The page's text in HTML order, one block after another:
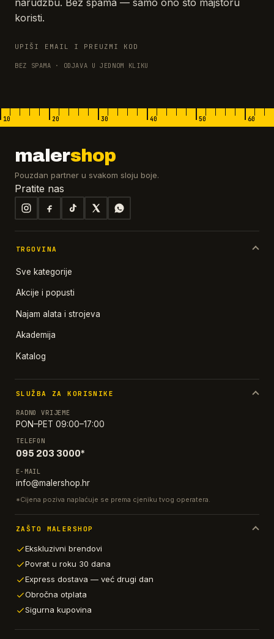
koristi.
UPIŠI EMAIL I PREUZMI KOD
BEZ SPAMA · ODJAVA U JEDNOM KLIKU
10 20 30 40 50 60
malershop
Pouzdan partner u svakom sloju boje.
Pratite nas
TRGOVINA
Sve kategorije
Akcije i popusti
Najam alata i strojeva
Akademija
Katalog
SLUŽBA ZA KORISNIKE
RADNO VRIJEME
PON–PET 09:00–17:00
TELEFON
095 203 3000*
E-MAIL
info@malershop.hr
*Cijena poziva naplaćuje se prema cjeniku tvog operatera.
ZAŠTO MALERSHOP
Ekskluzivni brendovi
Povrat u roku 30 dana
Express dostava — već drugi dan
Obročna otplata
Sigurna kupovina